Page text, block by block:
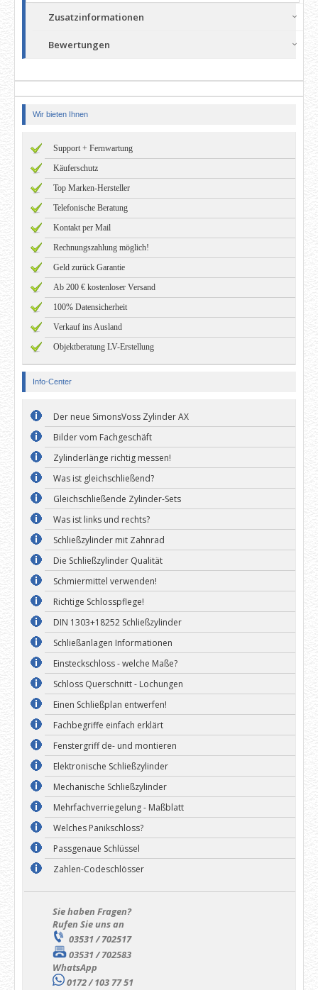
Zusatzinformationen
Bewertungen
Wir bieten Ihnen
Support + Fernwartung
Käuferschutz
Top Marken-Hersteller
Telefonische Beratung
Kontakt per Mail
Rechnungszahlung möglich!
Geld zurück Garantie
Ab 200 € kostenloser Versand
100% Datensicherheit
Verkauf ins Ausland
Objektberatung LV-Erstellung
Info-Center
Der neue SimonsVoss Zylinder AX
Bilder vom Fachgeschäft
Zylinderlänge richtig messen!
Was ist gleichschließend?
Gleichschließende Zylinder-Sets
Was ist links und rechts?
Schließzylinder mit Zahnrad
Die Schließzylinder Qualität
Schmiermittel verwenden!
Richtige Schlosspflege!
DIN 1303+18252 Schließzylinder
Schließanlagen Informationen
Einsteckschloss - welche Maße?
Schloss Querschnitt - Lochungen
Einen Schließplan entwerfen!
Fachbegriffe einfach erklärt
Fenstergriff de- und montieren
Elektronische Schließzylinder
Mechanische Schließzylinder
Mehrfachverriegelung - Maßblatt
Welches Panikschloss?
Passgenaue Schlüssel
Zahlen-Codeschlösser
Sie haben Fragen?
Rufen Sie uns an
03531 / 702517
03531 / 702583
WhatsApp
0172 / 103 77 51